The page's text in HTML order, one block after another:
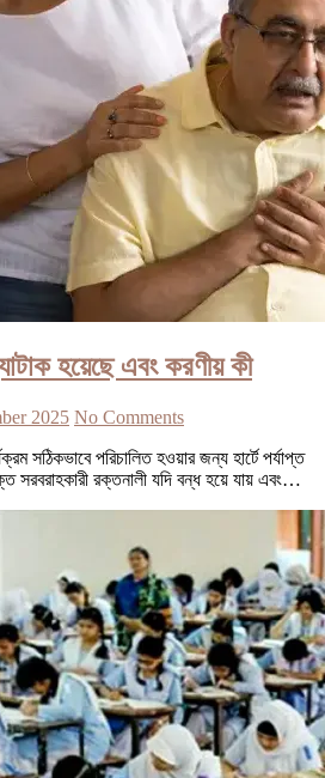
হয়েছে এবং করণীয় কী
2025 No Comments
সঠিকভাবে পরিচালিত হওয়ার জন্য হার্টে পর্যাপ্ত
সরবরাহকারী রক্তনালী যদি বন্ধ হয়ে যায় এবং…